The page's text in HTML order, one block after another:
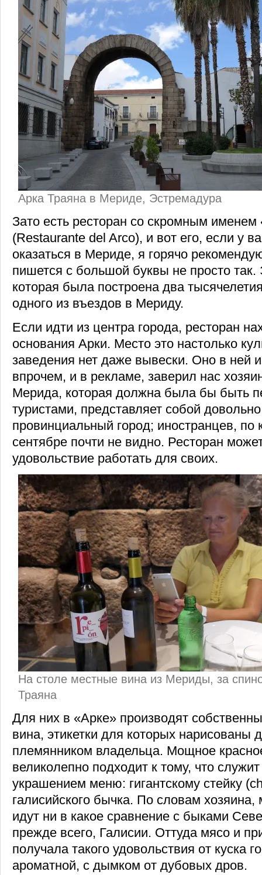
Арка Траяна в Мериде, Эстремадура
Зато есть ресторан со скромным
(Restaurante del Arco), и вот его, если у
оказаться в Мериде, я горячо
пишется с большой буквы не просто
которая была построена два
одного из въездов в Мериду.
Если идти из центра города, ресторан
основания Арки. Место это настолько
заведения нет даже вывески. Оно в ней
впрочем, и в рекламе, заверил нас
Мерида, которая должна была бы быть
туристами, представляет собой
провинциальный город; иностранцев, по
сентябре почти не видно. Ресторан
удовольствие работать для своих.
На столе местные вина из Мериды, за
Траяна
Для них в «Арке» производят
вина, этикетки для которых нарисованы
племянником владельца. Мощное
великолепно подходит к тому, что
украшением меню: гигантскому стейку
галисийского бычка. По словам
идут ни в какое сравнение с быками
прежде всего, Галисии. Оттуда мясо и
получала такого удовольствия от куска
ароматной, с дымком от дубовых дров.